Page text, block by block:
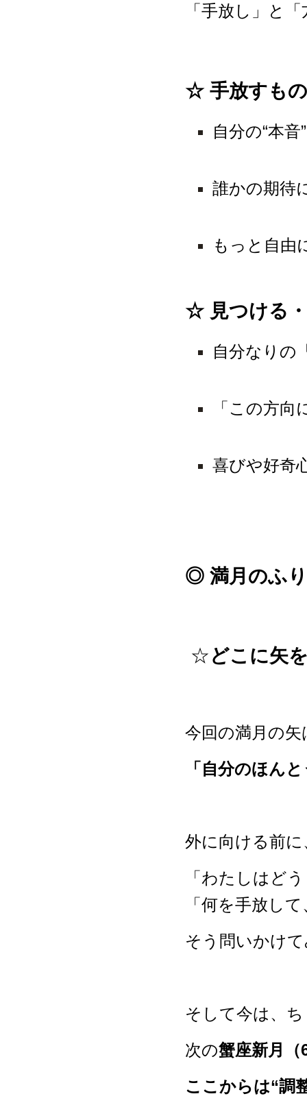
「手放し」と
☆ 手放すもの
自分の“本
誰かの期待
もっと自由
☆ 見つける
自分なりの
「この方
喜びや好奇
◎ 満月のふ
☆どこに矢
今回の満月の
「自分のほん
外に向ける前
「わたしはど
「何を手放し
そう問いかけ
そして今は、
次の蟹座新月（
ここからは“調